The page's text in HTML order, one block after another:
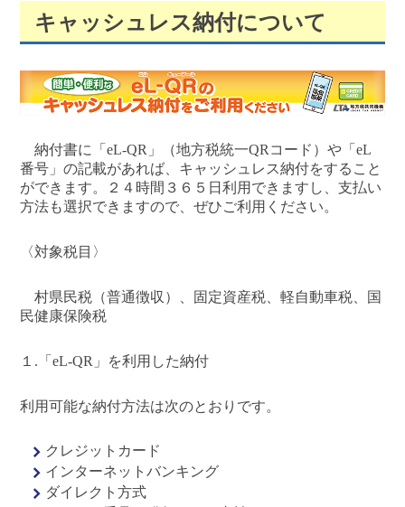
キャッシュレス納付について
納付書に「eL-QR」（地方税統一QRコード）や「eL
番号」の記載があれば、キャッシュレス納付をすること
ができます。２４時間３６５日利用できますし、支払い
方法も選択できますので、ぜひご利用ください。
〈対象税目〉
村県民税（普通徴収）、固定資産税、軽自動車税、国
民健康保険税
１.「eL-QR」を利用した納付
利用可能な納付方法は次のとおりです。
クレジットカード
インターネットバンキング
ダイレクト方式